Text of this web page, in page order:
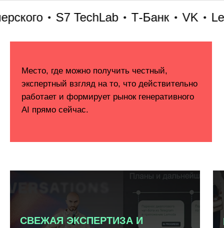
S7 TechLab Т-Банк VK Lenta
СВЕЖАЯ ЭКСПЕРТИЗА И